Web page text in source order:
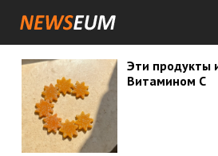
Эти продукты
Витамином С